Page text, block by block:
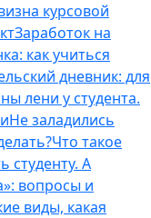
курсовой
Заработок на
как учиться
дневник: для
лени у студента.
Не заладились
Что такое
студенту. А
вопросы и
виды, какая